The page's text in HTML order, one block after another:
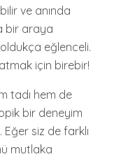
ve anında
bir araya
eğlenceli.
için birebir!
tadı hem de
bir deneyim
siz de farklı
mutlaka